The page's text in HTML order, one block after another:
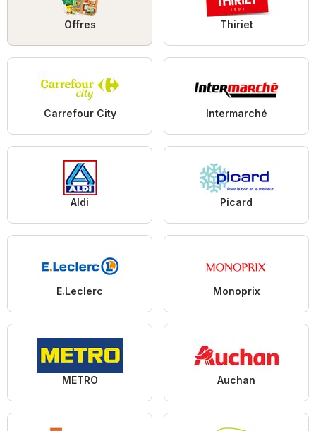
Offres Thiriet
Carrefour City Intermarché
Aldi Picard
E.Leclerc Monoprix
METRO Auchan